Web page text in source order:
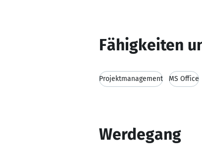
Fähigkeiten
Projektmanagement MS Office
Werdegang